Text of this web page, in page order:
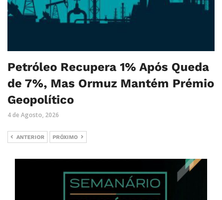
Petróleo Recupera 1% Após Queda
de 7%, Mas Ormuz Mantém Prémio
Geopolítico
4 de Agosto, 2026
ANTERIOR PRÓXIMO